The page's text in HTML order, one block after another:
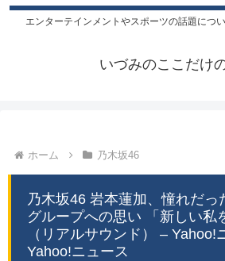
エンターテインメントやスポーツの話題につ
いづみのここだけ
ホーム 乃木坂46
乃木坂46 岩本蓮加、憧れだっ
グループへの思い 「新しい私
（リアルサウンド） – Yahoo!
Yahoo!ニュース